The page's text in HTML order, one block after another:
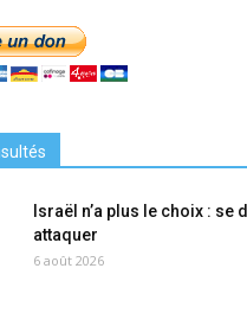
Israël n’a plus le choix : se
attaquer
6 août 2026